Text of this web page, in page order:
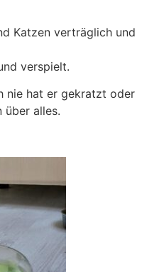
Katzen verträglich und
verspielt.
nie hat er gekratzt oder
über alles.